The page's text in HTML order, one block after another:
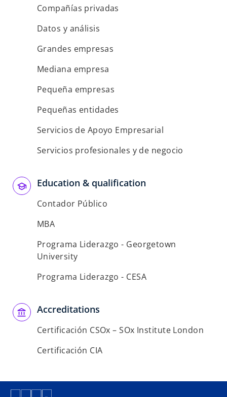
n
u
v
a
Compañías privadas
Datos y análisis
Grandes empresas
Mediana empresa
Pequeña empresas
Pequeñas entidades
Servicios de Apoyo Empresarial
Servicios profesionales y de negocio
Education & qualification
Contador Público
MBA
Programa Liderazgo - Georgetown
University
Programa Liderazgo - CESA
Accreditations
Certificación CSOx – SOx Institute London
Certificación CIA